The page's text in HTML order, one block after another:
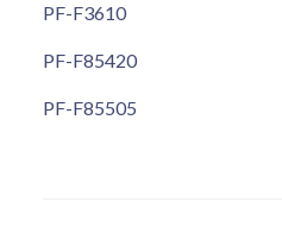
PF-F3610
PF-F85420
PF-F85505